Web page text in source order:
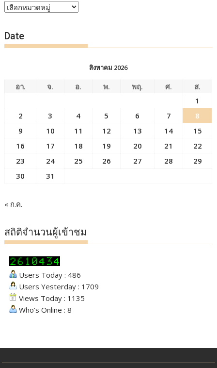
หัวข้อ
Date
สิงหาคม 2026
อา. จ. อ. พ. พฤ. ศ.
ส.
1
2
3 4 5 6 7
8
9
10 11 12 13 14
15
16
17 18 19 20 21
22
23
24 25 26 27 28
29
30
31
« ก.ค.
สถิติจำนวนผู้เข้าชม
Users Today : 486
Users Yesterday : 1709
Views Today : 1135
Who's Online : 8